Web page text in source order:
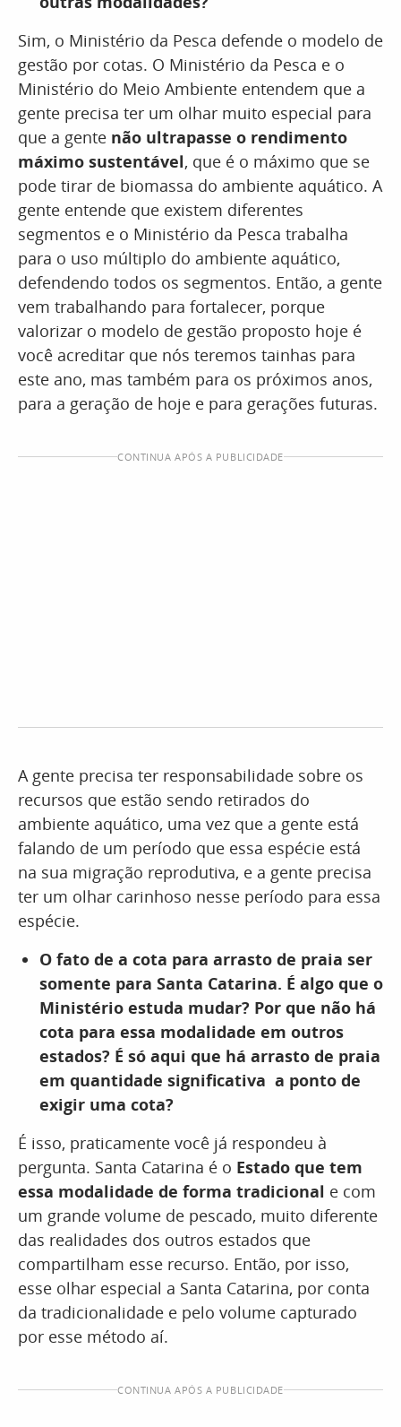
Sim, o Ministério da Pesca defende o modelo de
gestão por cotas. O Ministério da Pesca e o
Ministério do Meio Ambiente entendem que a
gente precisa ter um olhar muito especial para
que a gente não ultrapasse o rendimento
máximo sustentável, que é o máximo que se
pode tirar de biomassa do ambiente aquático. A
gente entende que existem diferentes
segmentos e o Ministério da Pesca trabalha
para o uso múltiplo do ambiente aquático,
defendendo todos os segmentos. Então, a gente
vem trabalhando para fortalecer, porque
valorizar o modelo de gestão proposto hoje é
você acreditar que nós teremos tainhas para
este ano, mas também para os próximos anos,
para a geração de hoje e para gerações futuras.
CONTINUA APÓS A PUBLICIDADE
A gente precisa ter responsabilidade sobre os
recursos que estão sendo retirados do
ambiente aquático, uma vez que a gente está
falando de um período que essa espécie está
na sua migração reprodutiva, e a gente precisa
ter um olhar carinhoso nesse período para essa
espécie.
O fato de a cota para arrasto de praia ser
somente para Santa Catarina. É algo que o
Ministério estuda mudar? Por que não há
cota para essa modalidade em outros
estados? É só aqui que há arrasto de praia
em quantidade significativa a ponto de
exigir uma cota?
É isso, praticamente você já respondeu à
pergunta. Santa Catarina é o Estado que tem
essa modalidade de forma tradicional e com
um grande volume de pescado, muito diferente
das realidades dos outros estados que
compartilham esse recurso. Então, por isso,
esse olhar especial a Santa Catarina, por conta
da tradicionalidade e pelo volume capturado
por esse método aí.
CONTINUA APÓS A PUBLICIDADE